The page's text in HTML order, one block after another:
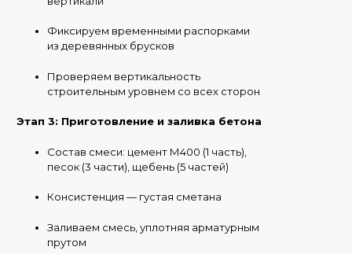
Фиксируем временными распорками
из деревянных брусков
Проверяем вертикальность
строительным уровнем со всех сторон
Этап 3: Приготовление и заливка бетона
Состав смеси: цемент М400 (1 часть),
песок (3 части), щебень (5 частей)
Консистенция — густая сметана
Заливаем смесь, уплотняя арматурным
прутом